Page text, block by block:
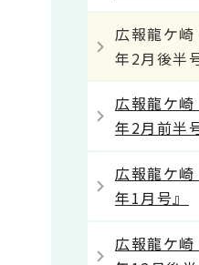
広報龍ケ
年2月後半
広報龍ケ
年2月前半
広報龍ケ
年1月号』
広報龍ケ